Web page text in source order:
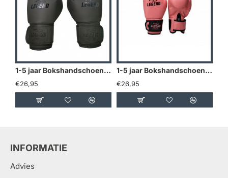
1-5 jaar Bokshandschoenen kind 2OZ Mat Zwart - Maat: 2oz
€26,95
1-5 jaar Bokshandschoenen kind 2OZ Roze - Maat: 2oz
€26,95
INFORMATIE
Advies